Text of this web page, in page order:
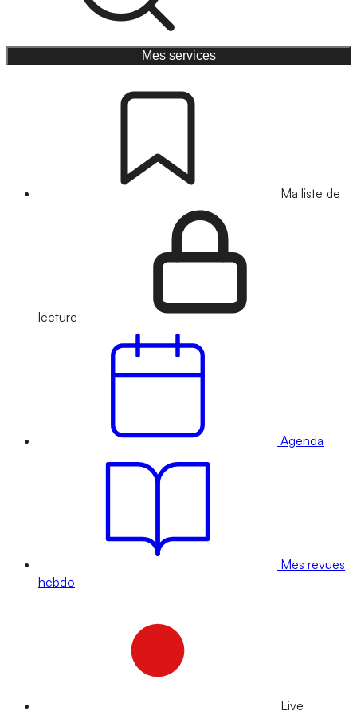
Mes services
Ma liste de
lecture
Agenda
Mes revues
hebdo
Live